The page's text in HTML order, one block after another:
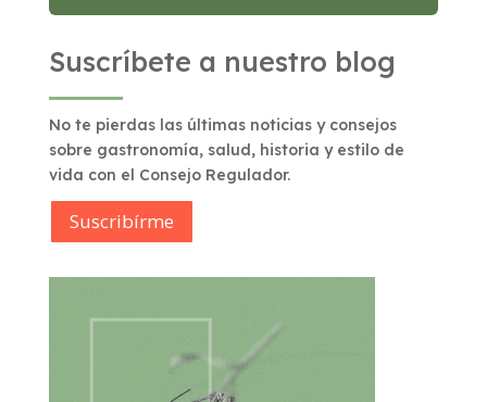
Suscríbete a nuestro blog
No te pierdas las últimas noticias y consejos
sobre gastronomía, salud, historia y estilo de
vida con el Consejo Regulador.
Suscribírme